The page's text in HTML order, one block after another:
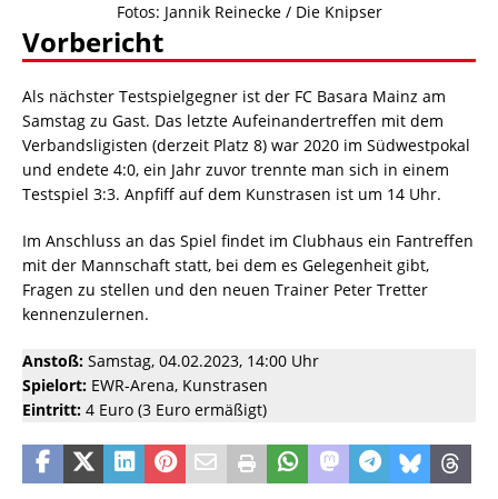
Fotos: Jannik Reinecke / Die Knipser
Vorbericht
Als nächster Testspielgegner ist der FC Basara Mainz am
Samstag zu Gast. Das letzte Aufeinandertreffen mit dem
Verbandsligisten (derzeit Platz 8) war 2020 im Südwestpokal
und endete 4:0, ein Jahr zuvor trennte man sich in einem
Testspiel 3:3. Anpfiff auf dem Kunstrasen ist um 14 Uhr.
Im Anschluss an das Spiel findet im Clubhaus ein Fantreffen
mit der Mannschaft statt, bei dem es Gelegenheit gibt,
Fragen zu stellen und den neuen Trainer Peter Tretter
kennenzulernen.
Anstoß: Samstag, 04.02.2023, 14:00 Uhr
Spielort: EWR-Arena, Kunstrasen
Eintritt: 4 Euro (3 Euro ermäßigt)